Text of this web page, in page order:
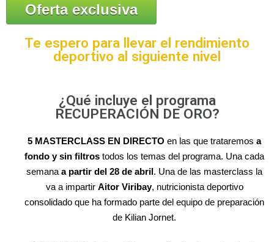
Oferta exclusiva
Te espero para llevar el rendimiento
deportivo al siguiente nivel
¿Qué incluye el programa
RECUPERACIÓN DE ORO?
5 MASTERCLASS EN DIRECTO en las que trataremos a
fondo y sin filtros todos los temas del programa. Una cada
semana a partir del 28 de abril . Una de las masterclass la
va a impartir Aitor Viribay, nutricionista deportivo
consolidado que ha formado parte del equipo de preparación
de Kilian Jornet.